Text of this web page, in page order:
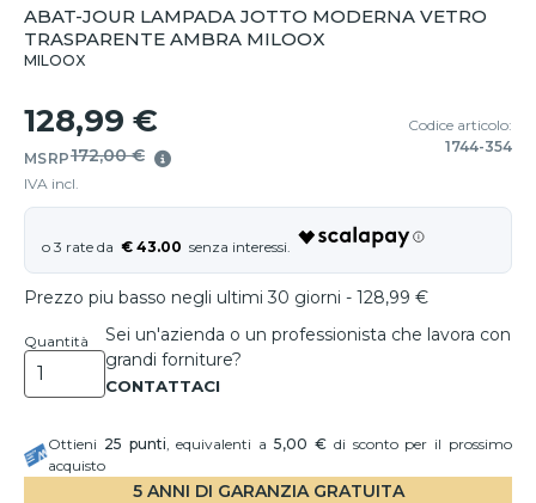
ABAT-JOUR LAMPADA JOTTO MODERNA VETRO
TRASPARENTE AMBRA MILOOX
MILOOX
128,99 €
MSRP172,00 €
IVA incl.
Codice articolo:
1744-354
€ 43.00
Prezzo piu basso negli ultimi 30 giorni - 128,99 €
Quantità
Sei un'azienda o un professionista che lavora con
grandi forniture?
Ottieni 25 punti, equivalenti a5,00 €di sconto per il prossimo
acquisto
5 ANNI DI GARANZIA GRATUITA